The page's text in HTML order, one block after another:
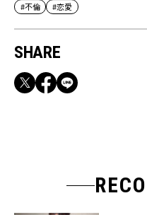
#不倫 #恋愛
SHARE